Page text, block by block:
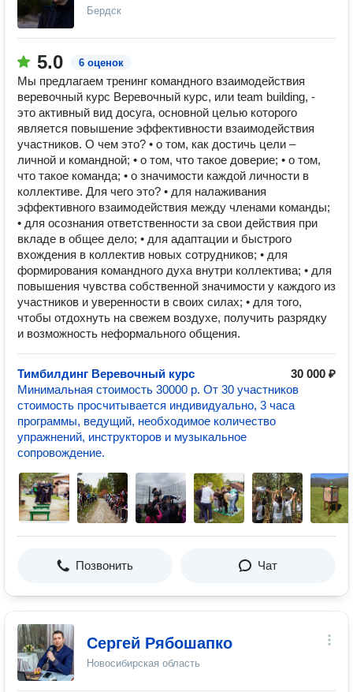
Бердск
5.0 6 оценок
Мы предлагаем тренинг командного взаимодействия
веревочный курс Веревочный курс, или team building, -
это активный вид досуга, основной целью которого
является повышение эффективности взаимодействия
участников. О чем это? • о том, как достичь цели –
личной и командной; • о том, что такое доверие; • о том,
что такое команда; • о значимости каждой личности в
коллективе. Для чего это? • для налаживания
эффективного взаимодействия между членами команды;
• для осознания ответственности за свои действия при
вкладе в общее дело; • для адаптации и быстрого
вхождения в коллектив новых сотрудников; • для
формирования командного духа внутри коллектива; • для
повышения чувства собственной значимости у каждого из
участников и уверенности в своих силах; • для того,
чтобы отдохнуть на свежем воздухе, получить разрядку
и возможность неформального общения.
Тимбилдинг Веревочный курс
30 000 ₽
Минимальная стоимость 30000 р. От 30 участников
стоимость просчитывается индивидуально, 3 часа
программы, ведущий, необходимое количество
упражнений, инструкторов и музыкальное
сопровождение.
Позвонить Чат
Сергей Рябошапко
Новосибирская область